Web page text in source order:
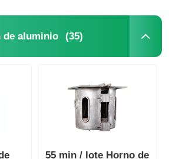
de aluminio (35)
55 min / lote Horno de